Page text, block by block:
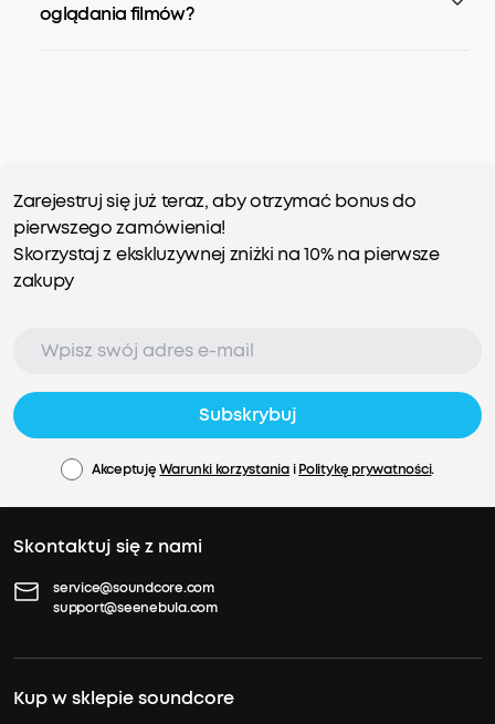
oglądania filmów?
Zarejestruj się już teraz, aby otrzymać bonus do
pierwszego zamówienia!
Skorzystaj z ekskluzywnej zniżki na 10% na pierwsze
zakupy
Subskrybuj
AkceptujęWarunki korzystaniaiPolitykę prywatności.
Skontaktuj się z nami
service@soundcore.com
support@seenebula.com
Kup w sklepie soundcore